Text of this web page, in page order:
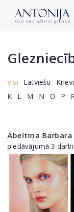
Visi Latviešu
K
L M N O P
Ābeltiņa Barbara
piedāvājumā 3 darbi